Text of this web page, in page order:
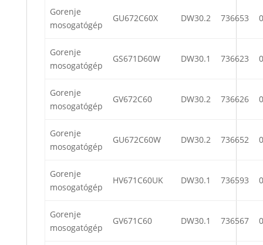
Gorenje
mosogatógép
GU672C60X DW30.2 736653
Gorenje
mosogatógép
GS671D60W DW30.1 736623
Gorenje
mosogatógép
GV672C60 DW30.2 736626
Gorenje
mosogatógép
GU672C60W DW30.2 736652
Gorenje
mosogatógép
HV671C60UK DW30.1 736593
Gorenje
mosogatógép
GV671C60 DW30.1 736567